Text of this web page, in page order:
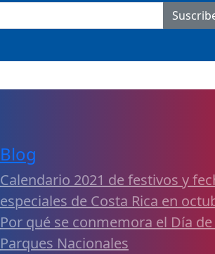
Blog
Calendario 2021 de festivos y
especiales de Costa Rica en
Por qué se conmemora el Día
Parques Nacionales